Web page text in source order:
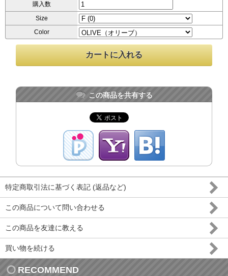
購入数
Size
Color
この商品を共有する
特定商取引法に基づく表記 (返品など)
この商品について問い合わせる
この商品を友達に教える
買い物を続ける
RECOMMEND